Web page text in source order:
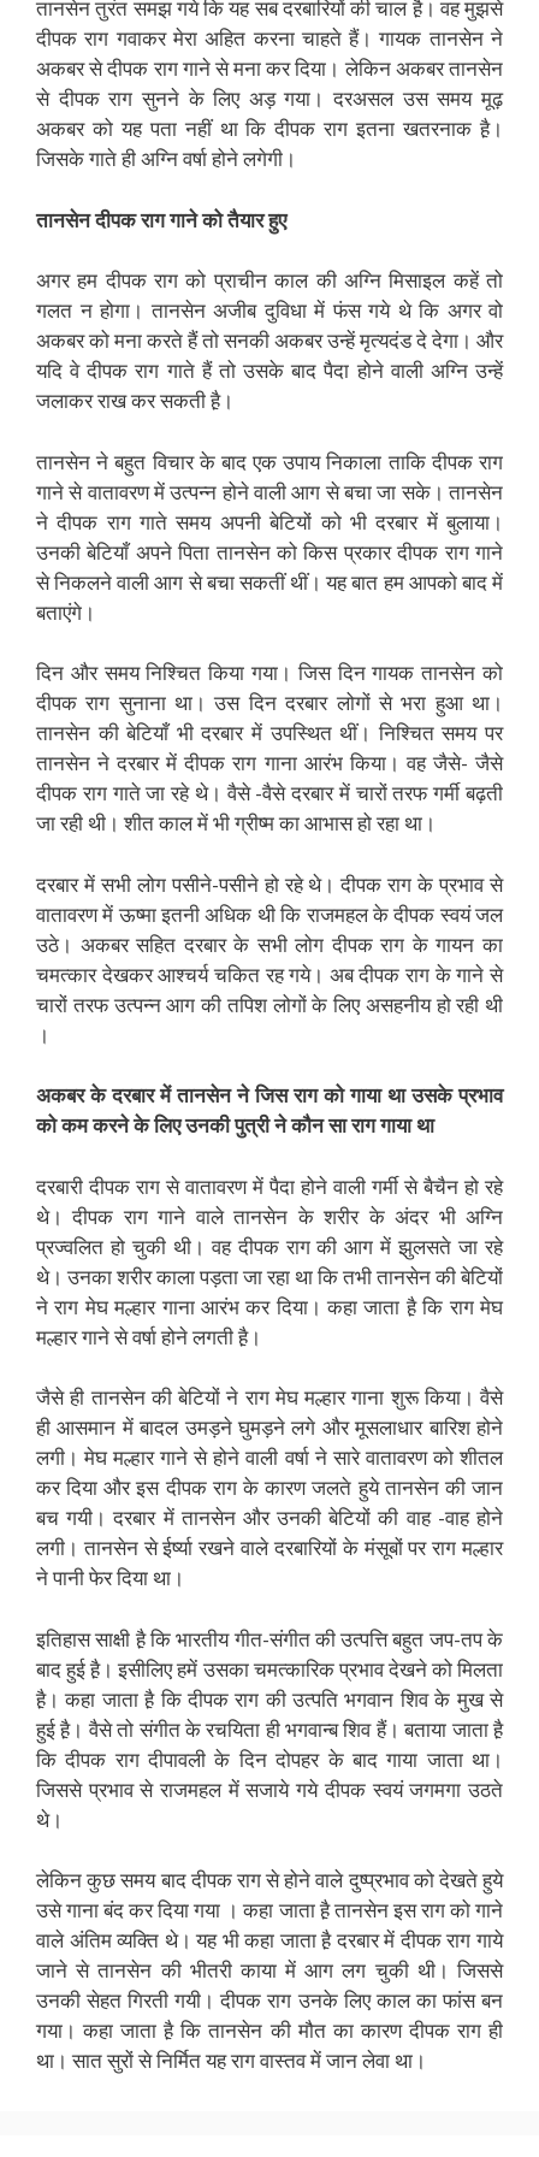
तानसेन तुरंत समझ गये कि यह सब दरबारियों की चाल है़। वह मुझसे
दीपक राग गवाकर मेरा अहित करना चाहते हैं। गायक तानसेन ने
अकबर से दीपक राग गाने से मना कर दिया। लेकिन अकबर तानसेन
से दीपक राग सुनने के लिए अड़ गया। दरअसल उस समय मूढ़
अकबर को यह पता नहीं था कि दीपक राग इतना खतरनाक है़।
जिसके गाते ही अग्नि वर्षा होने लगेगी।
तानसेन दीपक राग गाने को तैयार हुए
अगर हम दीपक राग को प्राचीन काल की अग्नि मिसाइल कहें तो
गलत न होगा। तानसेन अजीब दुविधा में फंस गये थे कि अगर वो
अकबर को मना करते हैं तो सनकी अकबर उन्हें मृत्यदंड दे देगा। और
यदि वे दीपक राग गाते हैं तो उसके बाद पैदा होने वाली अग्नि उन्हें
जलाकर राख कर सकती है़।
तानसेन ने बहुत विचार के बाद एक उपाय निकाला ताकि दीपक राग
गाने से वातावरण में उत्पन्न होने वाली आग से बचा जा सके। तानसेन
ने दीपक राग गाते समय अपनी बेटियों को भी दरबार में बुलाया।
उनकी बेटियाँ अपने पिता तानसेन को किस प्रकार दीपक राग गाने
से निकलने वाली आग से बचा सकतीं थीं। यह बात हम आपको बाद में
बताएंगे।
दिन और समय निश्चित किया गया। जिस दिन गायक तानसेन को
दीपक राग सुनाना था। उस दिन दरबार लोगों से भरा हुआ था।
तानसेन की बेटियाँ भी दरबार में उपस्थित थीं। निश्चित समय पर
तानसेन ने दरबार में दीपक राग गाना आरंभ किया। वह जैसे- जैसे
दीपक राग गाते जा रहे थे। वैसे -वैसे दरबार में चारों तरफ गर्मी बढ़ती
जा रही थी। शीत काल में भी ग्रीष्म का आभास हो रहा था।
दरबार में सभी लोग पसीने-पसीने हो रहे थे। दीपक राग के प्रभाव से
वातावरण में ऊष्मा इतनी अधिक थी कि राजमहल के दीपक स्वयं जल
उठे। अकबर सहित दरबार के सभी लोग दीपक राग के गायन का
चमत्कार देखकर आश्चर्य चकित रह गये। अब दीपक राग के गाने से
चारों तरफ उत्पन्न आग की तपिश लोगों के लिए असहनीय हो रही थी
।
अकबर के दरबार में तानसेन ने जिस राग को गाया था उसके प्रभाव
को कम करने के लिए उनकी पुत्री ने कौन सा राग गाया था
दरबारी दीपक राग से वातावरण में पैदा होने वाली गर्मी से बैचैन हो रहे
थे। दीपक राग गाने वाले तानसेन के शरीर के अंदर भी अग्नि
प्रज्वलित हो चुकी थी। वह दीपक राग की आग में झुलसते जा रहे
थे। उनका शरीर काला पड़ता जा रहा था कि तभी तानसेन की बेटियों
ने राग मेघ मल्हार गाना आरंभ कर दिया। कहा जाता है़ कि राग मेघ
मल्हार गाने से वर्षा होने लगती है़।
जैसे ही तानसेन की बेटियों ने राग मेघ मल्हार गाना शुरू किया। वैसे
ही आसमान में बादल उमड़ने घुमड़ने लगे और मूसलाधार बारिश होने
लगी। मेघ मल्हार गाने से होने वाली वर्षा ने सारे वातावरण को शीतल
कर दिया और इस दीपक राग के कारण जलते हुये तानसेन की जान
बच गयी। दरबार में तानसेन और उनकी बेटियों की वाह -वाह होने
लगी। तानसेन से ईर्ष्या रखने वाले दरबारियों के मंसूबों पर राग मल्हार
ने पानी फेर दिया था।
इतिहास साक्षी है़ कि भारतीय गीत-संगीत की उत्पत्ति बहुत जप-तप के
बाद हुई है़। इसीलिए हमें उसका चमत्कारिक प्रभाव देखने को मिलता
है़। कहा जाता है़ कि दीपक राग की उत्पति भगवान शिव के मुख से
हुई है़। वैसे तो संगीत के रचयिता ही भगवान्ब शिव हैं। बताया जाता है़
कि दीपक राग दीपावली के दिन दोपहर के बाद गाया जाता था।
जिससे प्रभाव से राजमहल में सजाये गये दीपक स्वयं जगमगा उठते
थे।
लेकिन कुछ समय बाद दीपक राग से होने वाले दुष्प्रभाव को देखते हुये
उसे गाना बंद कर दिया गया । कहा जाता है़ तानसेन इस राग को गाने
वाले अंतिम व्यक्ति थे। यह भी कहा जाता है़ दरबार में दीपक राग गाये
जाने से तानसेन की भीतरी काया में आग लग चुकी थी। जिससे
उनकी सेहत गिरती गयी। दीपक राग उनके लिए काल का फांस बन
गया। कहा जाता है़ कि तानसेन की मौत का कारण दीपक राग ही
था। सात सुरों से निर्मित यह राग वास्तव में जान लेवा था।